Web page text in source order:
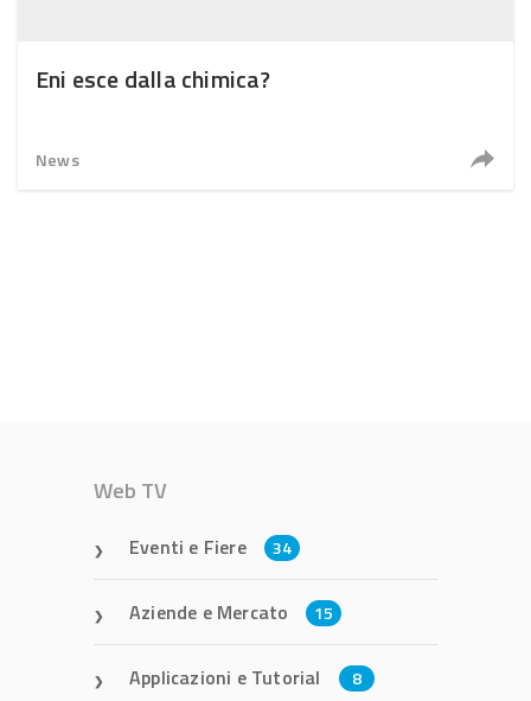
Eni esce dalla chimica?
News
Web TV
Eventi e Fiere 34
Aziende e Mercato 15
Applicazioni e Tutorial 8